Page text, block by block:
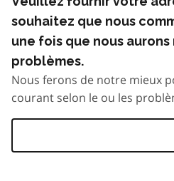
souhaitez que nous
une fois que nous
problèmes.
Nous ferons de notre mieux
courant selon le ou les